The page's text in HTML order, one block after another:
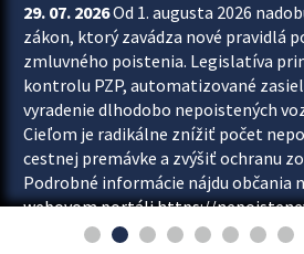
29. 07. 2026Od 1. augusta 2026
zákon, ktorý zavádza nové pravidlá
zmluvného poistenia. Legislatíva
kontrolu PZP, automatizované
vyradenie dlhodobo nepoistených
Cieľom je radikálne znížiť počet
cestnej premávke a zvýšiť ochranu
Podrobné informácie nájdu občania
webovom portáli https://
ktorom od augusta pribudne aj